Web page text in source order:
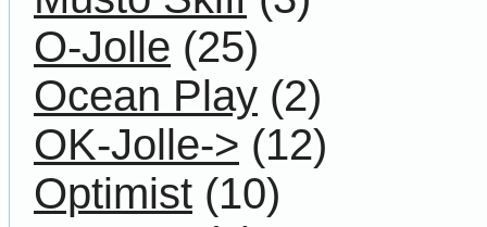
O-Jolle (25)
Ocean Play (2)
OK-Jolle-> (12)
Optimist (10)